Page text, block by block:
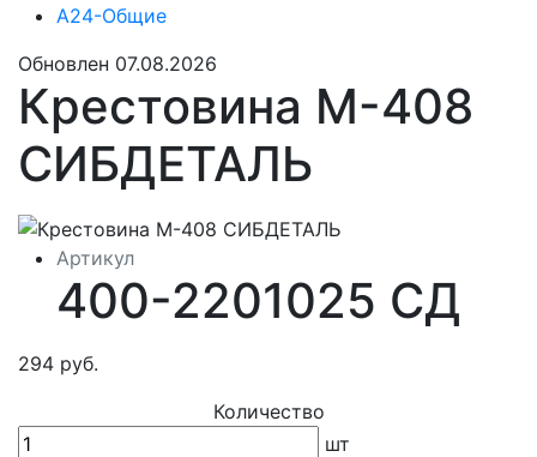
А24-Общие
Обновлен 07.08.2026
Крестовина М-408
СИБДЕТАЛЬ
Артикул
400-2201025 СД
294 руб.
Количество
шт